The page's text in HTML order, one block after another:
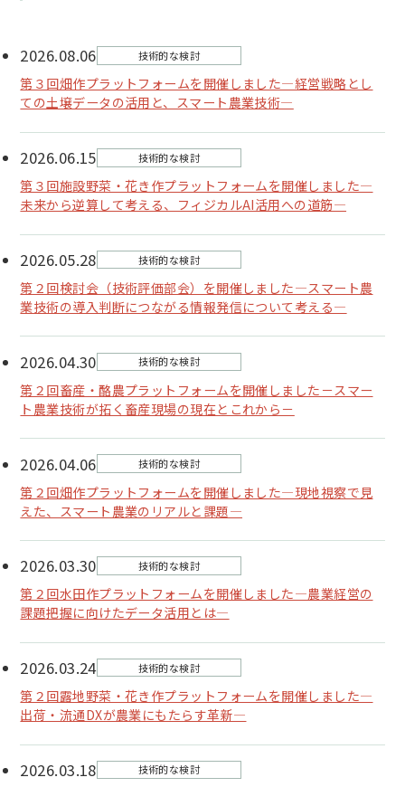
2026.08.06 技術的な検討
第３回畑作プラットフォームを開催しました―経営戦略とし
ての土壌データの活用と、スマート農業技術―
2026.06.15 技術的な検討
第３回施設野菜・花き作プラットフォームを開催しました―
未来から逆算して考える、フィジカルAI活用への道筋―
2026.05.28 技術的な検討
第２回検討会（技術評価部会）を開催しました―スマート農
業技術の導入判断につながる情報発信について考える―
2026.04.30 技術的な検討
第２回畜産・酪農プラットフォームを開催しました－スマー
ト農業技術が拓く畜産現場の現在とこれから－
2026.04.06 技術的な検討
第２回畑作プラットフォームを開催しました―現地視察で見
えた、スマート農業のリアルと課題―
2026.03.30 技術的な検討
第２回水田作プラットフォームを開催しました―農業経営の
課題把握に向けたデータ活用とは―
2026.03.24 技術的な検討
第２回露地野菜・花き作プラットフォームを開催しました―
出荷・流通DXが農業にもたらす革新―
2026.03.18 技術的な検討